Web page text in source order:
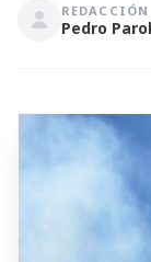
REDACCIÓN
Pedro